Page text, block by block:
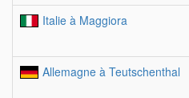
Italie à Maggiora
Allemagne à Teutschenthal